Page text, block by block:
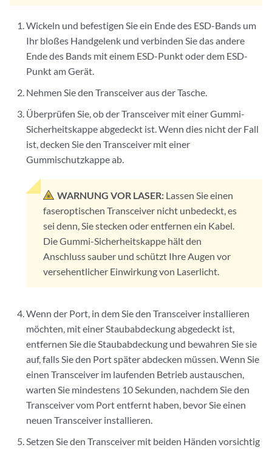
Wickeln und befestigen Sie ein Ende des ESD-Bands um
Ihr bloßes Handgelenk und verbinden Sie das andere
Ende des Bands mit einem ESD-Punkt oder dem ESD-
Punkt am Gerät.
Nehmen Sie den Transceiver aus der Tasche.
Überprüfen Sie, ob der Transceiver mit einer Gummi-
Sicherheitskappe abgedeckt ist. Wenn dies nicht der Fall
ist, decken Sie den Transceiver mit einer
Gummischutzkappe ab.
WARNUNG VOR LASER: Lassen Sie einen
faseroptischen Transceiver nicht unbedeckt, es
sei denn, Sie stecken oder entfernen ein Kabel.
Die Gummi-Sicherheitskappe hält den
Anschluss sauber und schützt Ihre Augen vor
versehentlicher Einwirkung von Laserlicht.
Wenn der Port, in dem Sie den Transceiver installieren
möchten, mit einer Staubabdeckung abgedeckt ist,
entfernen Sie die Staubabdeckung und bewahren Sie sie
auf, falls Sie den Port später abdecken müssen. Wenn Sie
einen Transceiver im laufenden Betrieb austauschen,
warten Sie mindestens 10 Sekunden, nachdem Sie den
Transceiver vom Port entfernt haben, bevor Sie einen
neuen Transceiver installieren.
Setzen Sie den Transceiver mit beiden Händen vorsichtig